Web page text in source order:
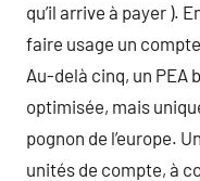
qu’il arrive à payer ).
faire usage un
Au-delà cinq, un PEA
optimisée, mais
pognon de l’europe.
unités de compte, à